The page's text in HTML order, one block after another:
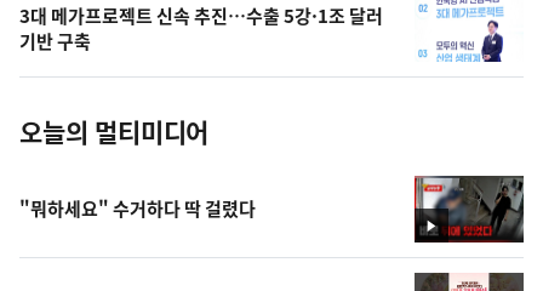
사
진
3대 메가프로젝트 신속 추진…수출 5강·1조 달러
기반 구축
오늘의 멀티미디어
영
상
"뭐하세요" 수거하다 딱 걸렸다